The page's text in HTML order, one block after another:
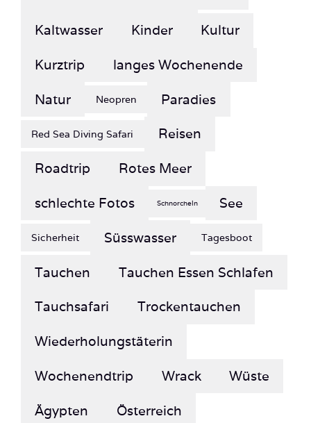
Kurztrip langes Wochenende
Natur Neopren Paradies
Red Sea Diving Safari Reisen
Roadtrip Rotes Meer
schlechte Fotos Schnorcheln
Sicherheit Süsswasser Tagesboot
Tauchen Tauchen Essen Schlafen
Tauchsafari Trockentauchen
Wiederholungstäterin
Wochenendtrip Wrack
Ägypten Österreich